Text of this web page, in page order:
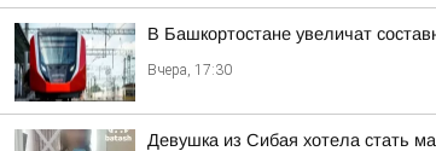
В Башкортостане увеличат
Вчера, 17:30
Девушка из Сибая хотела стать